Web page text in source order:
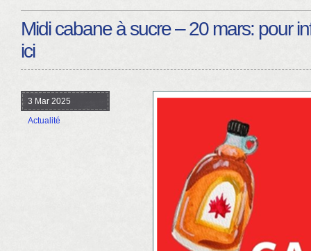
Midi cabane à sucre – 20 mars: pour
ici
3 Mar 2025
Actualité